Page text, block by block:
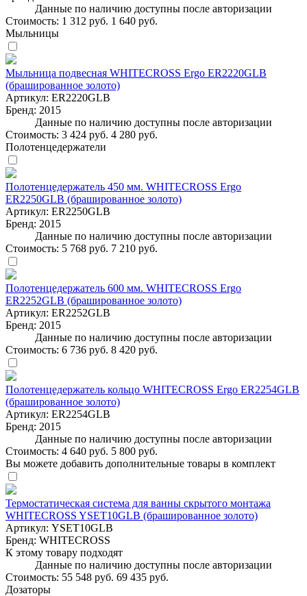
Данные по наличию доступны после авторизации
Стоимость: 1 312 руб. 1 640 руб.
Мыльницы
Мыльница подвесная WHITECROSS Ergo ER2220GLB
(брашированное золото)
Артикул: ER2220GLB
Бренд: 2015
Данные по наличию доступны после авторизации
Стоимость: 3 424 руб. 4 280 руб.
Полотенцедержатели
Полотенцедержатель 450 мм. WHITECROSS Ergo
ER2250GLB (брашированное золото)
Артикул: ER2250GLB
Бренд: 2015
Данные по наличию доступны после авторизации
Стоимость: 5 768 руб. 7 210 руб.
Полотенцедержатель 600 мм. WHITECROSS Ergo
ER2252GLB (брашированное золото)
Артикул: ER2252GLB
Бренд: 2015
Данные по наличию доступны после авторизации
Стоимость: 6 736 руб. 8 420 руб.
Полотенцедержатель кольцо WHITECROSS Ergo ER2254GLB
(брашированное золото)
Артикул: ER2254GLB
Бренд: 2015
Данные по наличию доступны после авторизации
Стоимость: 4 640 руб. 5 800 руб.
Вы можете добавить дополнительные товары в комплект
Термостатическая система для ванны скрытого монтажа
WHITECROSS YSET10GLB (брашированное золото)
Артикул: YSET10GLB
Бренд: WHITECROSS
К этому товару подходят
Данные по наличию доступны после авторизации
Стоимость: 55 548 руб. 69 435 руб.
Дозаторы